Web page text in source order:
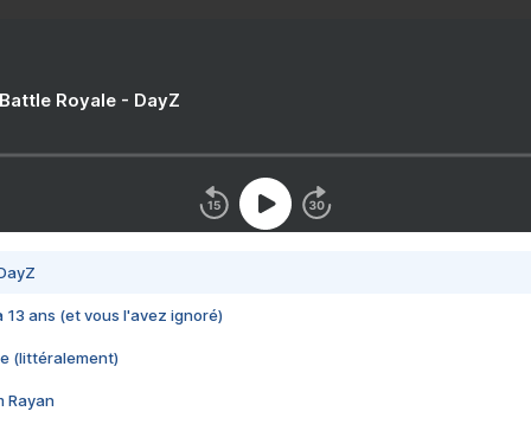
Royale - DayZ
13 ans (et vous l'avez ignoré)
(littéralement)
Rayan